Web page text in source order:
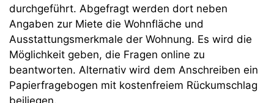
durchgeführt. Abgefragt werden dort neben
Angaben zur Miete die Wohnfläche und
Ausstattungsmerkmale der Wohnung. Es wird die
Möglichkeit geben, die Fragen online zu
beantworten. Alternativ wird dem Anschreiben ein
Papierfragebogen mit kostenfreiem Rückumschlag
beiliegen.